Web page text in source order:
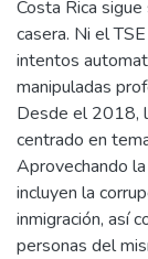
Costa Rica
casera. Ni el
intentos
manipuladas
Desde el 2018,
centrado en
Aprovechando
incluyen la
inmigración, así
personas del